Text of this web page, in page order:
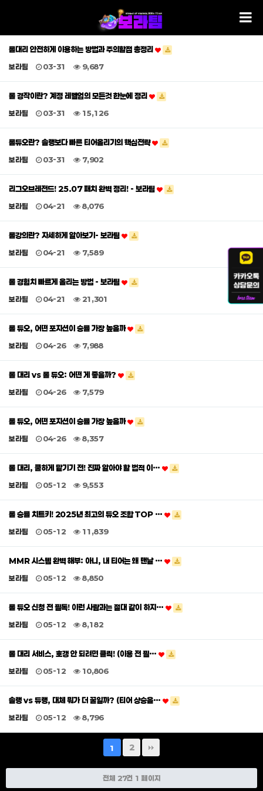
롤대리 안전하게 이용하는 방법과 주의할점 총정리
보라팀 03-31 9,687
롤 경작이란? 계정 레벨업의 모든것 한눈에 정리
보라팀 03-31 15,126
롤듀오란? 솔랭보다 빠른 티어올리기의 핵심전략
보라팀 03-31 7,902
리그오브레전드! 25.07 패치 완벽 정리! - 보라팀
보라팀 04-21 8,076
롤강의란? 자세하게 알아보기- 보라팀
보라팀 04-21 7,589
롤 경험치 빠르게 올리는 방법 - 보라팀
보라팀 04-21 21,301
롤 듀오, 어떤 포지션이 승률 가장 높을까
보라팀 04-26 7,988
롤 대리 vs 롤 듀오: 어떤 게 좋을까?
보라팀 04-26 7,579
롤 듀오, 어떤 포지션이 승률 가장 높을까
보라팀 04-26 8,357
롤 대리, 쿨하게 맡기기 전! 진짜 알아야 할 법적 이…
보라팀 05-12 9,553
롤 승률 치트키! 2025년 최고의 듀오 조합 TOP …
보라팀 05-12 11,839
MMR 시스템 완벽 해부: 아니, 내 티어는 왜 맨날 …
보라팀 05-12 8,850
롤 듀오 신청 전 필독! 이런 사람과는 절대 같이 하지…
보라팀 05-12 8,182
롤 대리 서비스, 호갱 안 되려면 클릭! (이용 전 필…
보라팀 05-12 10,806
솔랭 vs 듀랭, 대체 뭐가 더 꿀일까? (티어 상승을…
보라팀 05-12 8,796
1 2
전체 27건 1 페이지